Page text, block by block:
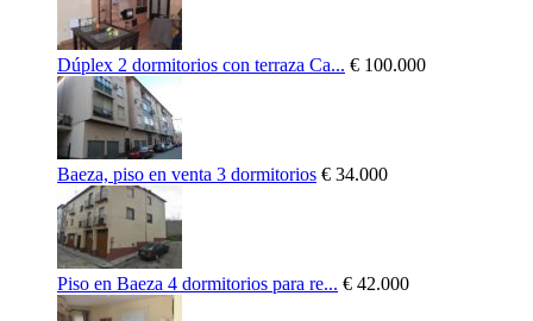
Dúplex 2 dormitorios con terraza Ca... € 100.000
Baeza, piso en venta 3 dormitorios € 34.000
Piso en Baeza 4 dormitorios para re... € 42.000